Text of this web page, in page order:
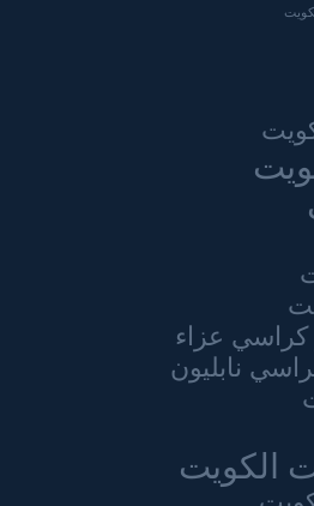
كراسي عزاء
نابليون
الكويت